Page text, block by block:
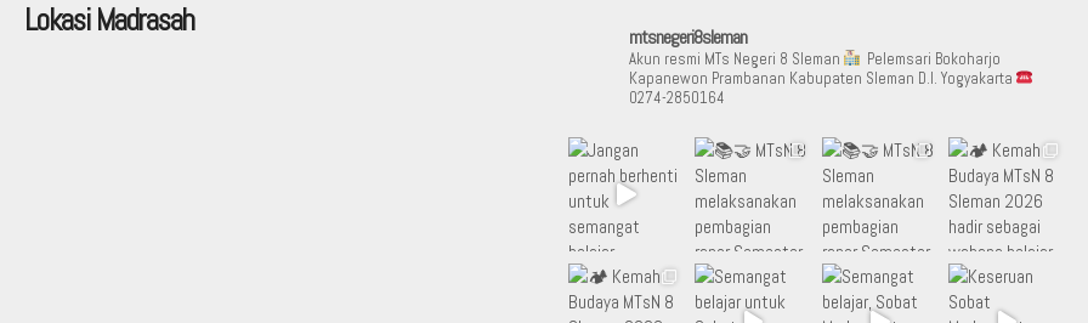
Lokasi Madrasah mtsnegeri8sleman
Akun resmi MTs Negeri 8 Sleman
Pelemsari Bokoharjo
Kapanewon Prambanan Kabupaten Sleman D.I. Yogyakarta
0274-2850164